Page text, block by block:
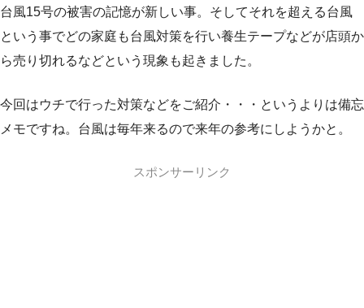
台風15号の被害の記憶が新しい事。そしてそれを超える台風
という事でどの家庭も台風対策を行い養生テープなどが店頭か
ら売り切れるなどという現象も起きました。
今回はウチで行った対策などをご紹介・・・というよりは備忘
メモですね。台風は毎年来るので来年の参考にしようかと。
スポンサーリンク